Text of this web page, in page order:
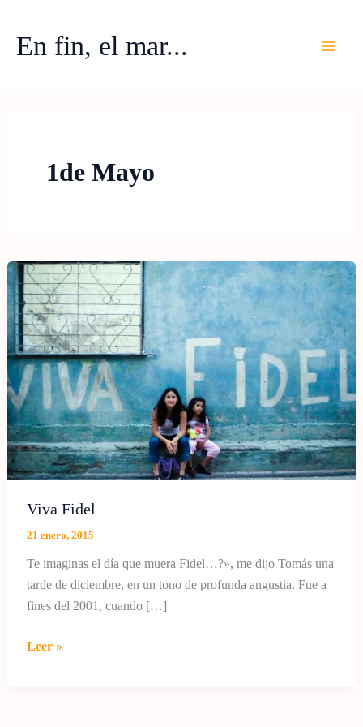
contenido
En fin, el mar...
1de Mayo
Viva Fidel
21 enero, 2015
Te imaginas el día que muera Fidel…?», me dijo Tomás una
tarde de diciembre, en un tono de profunda angustia. Fue a
fines del 2001, cuando […]
Viva
Leer »